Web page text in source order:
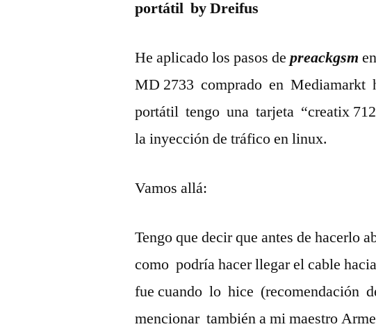
portátil by Dreifus
He aplicado los pasos depreackgsm
MD 2733 comprado en Mediamarkt
portátil tengo una tarjeta “creatix
la inyección de tráfico en linux.
Vamos allá:
Tengo que decir que antes de hacerlo
como podría hacer llegar el cable
fue cuando lo hice (recomendación
mencionar también a mi maestro